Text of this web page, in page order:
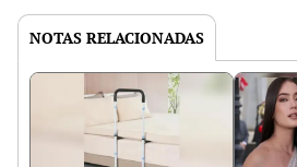
NOTAS RELACIONADAS